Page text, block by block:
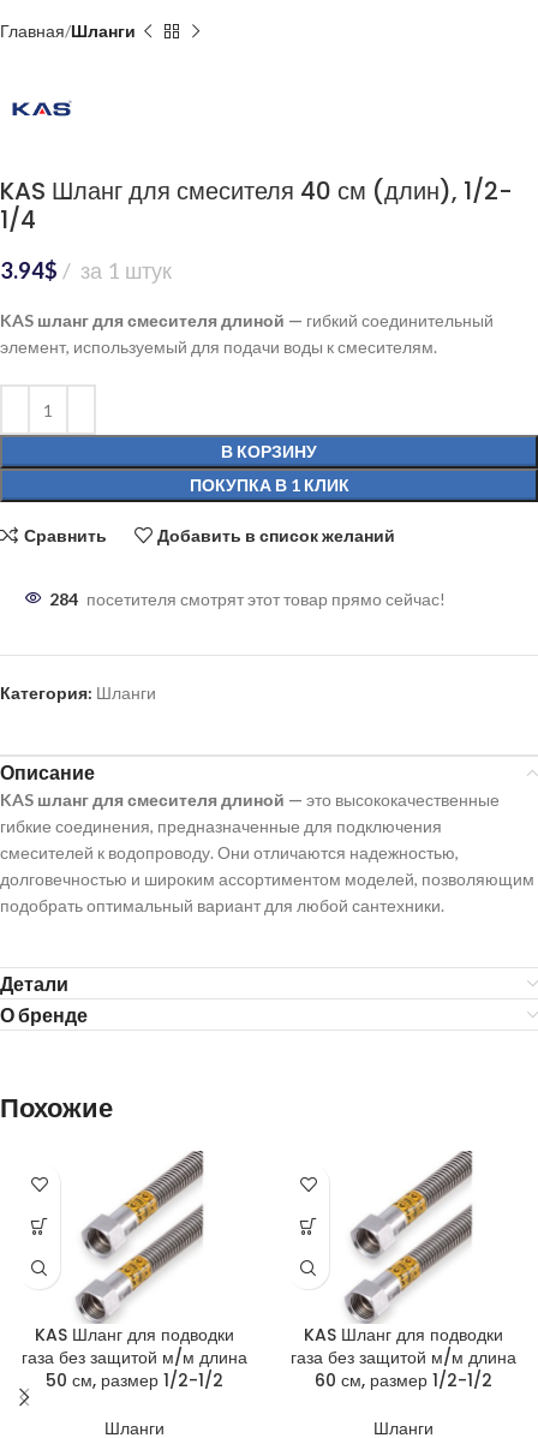
Главная Шланги
KAS Шланг для смесителя 40 см (длин), 1/2-
1/4
3.94$ за 1 штук
KAS шланг для смесителя длиной — гибкий соединительный
элемент, используемый для подачи воды к смесителям.
В КОРЗИНУ
ПОКУПКА В 1 КЛИК
Сравнить Добавить в список желаний
284 посетителя смотрят этот товар прямо сейчас!
Категория: Шланги
Описание
KAS шланг для смесителя длиной — это высококачественные
гибкие соединения, предназначенные для подключения
смесителей к водопроводу. Они отличаются надежностью,
долговечностью и широким ассортиментом моделей, позволяющим
подобрать оптимальный вариант для любой сантехники.
Детали
О бренде
Похожие
KAS Шланг для подводки
газа без защитой м/м длина
50 см, размер 1/2-1/2
Шланги
KAS Шланг для подводки
газа без защитой м/м длина
60 см, размер 1/2-1/2
Шланги